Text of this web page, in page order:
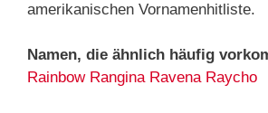
amerikanischen Vornamenhitliste.
Namen, die ähnlich häufig
Rainbow Rangina Ravena Raycho